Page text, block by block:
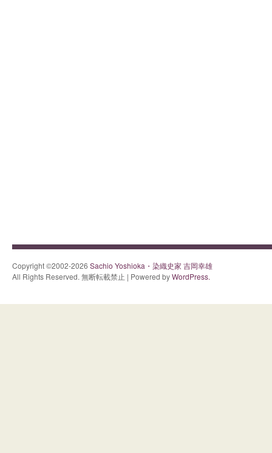
Copyright ©2002-2026 Sachio Yoshioka・染織史家 吉岡幸雄
All Rights Reserved. 無断転載禁止 | Powered byWordPress.